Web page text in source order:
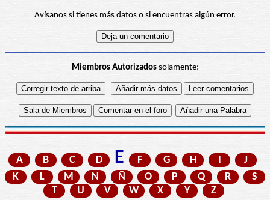
Avísanos si tienes más datos o si encuentras algún error.
Miembros Autorizadossolamente:
A B C D E F G H
J
K
L M N Ñ O P Q R
S
T
U V W X Y Z